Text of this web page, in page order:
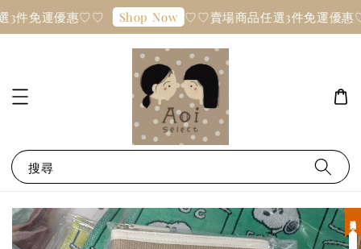
3件免運優惠♡♡ Shop Now ♡♡賣場商品任選3件免運優
搜尋